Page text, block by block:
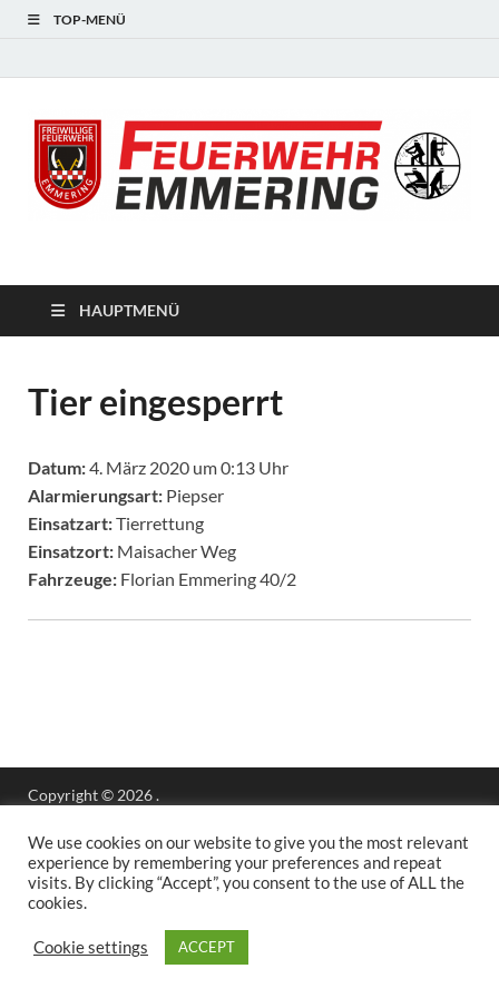
TOP-MENÜ
HAUPTMENÜ
Tier eingesperrt
Datum:4. März 2020 um 0:13 Uhr
Alarmierungsart: Piepser
Einsatzart:Tierrettung
Einsatzort: Maisacher Weg
Fahrzeuge: Florian Emmering 40/2
Copyright © 2026.
We use cookies on our website to give you the most relevant
experience by remembering your preferences and repeat
visits. By clicking “Accept”, you consent to the use of ALL the
cookies.
Cookie settings ACCEPT